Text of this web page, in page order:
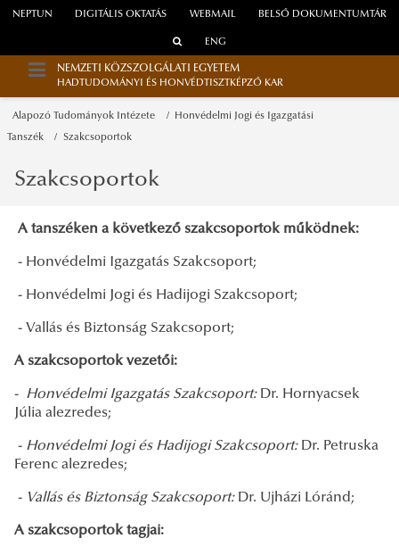
WEBMAIL
NEPTUN DIGITÁLIS OKTATÁS BELSŐ DOKUMENTUMTÁR
ENG
NEMZETI KÖZSZOLGÁLATI EGYETEM
HADTUDOMÁNYI ÉS HONVÉDTISZTKÉPZŐ KAR
Alapozó Tudományok Intézete Honvédelmi Jogi és Igazgatási
Tanszék Szakcsoportok
Szakcsoportok
A tanszéken a következő szakcsoportok működnek:
- Honvédelmi Igazgatás Szakcsoport;
- Honvédelmi Jogi és Hadijogi Szakcsoport;
- Vallás és Biztonság Szakcsoport;
A szakcsoportok vezetői:
- Honvédelmi Igazgatás Szakcsoport: Dr. Hornyacsek
Júlia alezredes;
- Honvédelmi Jogi és Hadijogi Szakcsoport:Dr. Petruska
Ferenc alezredes;
- Vallás és Biztonság Szakcsoport:Dr. Ujházi Lóránd;
A szakcsoportok tagjai: